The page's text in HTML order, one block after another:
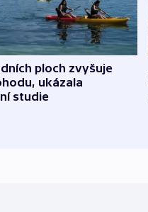
ploch zvyšuje
ukázala
studie